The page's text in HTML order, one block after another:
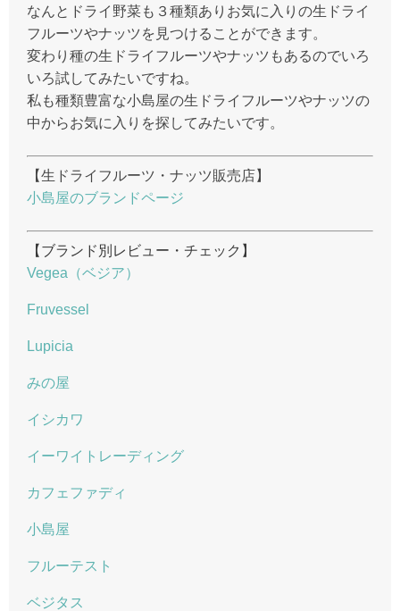
なんとドライ野菜も３種類ありお気に入りの生ドライ
フルーツやナッツを見つけることができます。
変わり種の生ドライフルーツやナッツもあるのでいろ
いろ試してみたいですね。
私も種類豊富な小島屋の生ドライフルーツやナッツの
中からお気に入りを探してみたいです。
【生ドライフルーツ・ナッツ販売店】
小島屋のブランドページ
【ブランド別レビュー・チェック】
Vegea（ベジア）
Fruvessel
Lupicia
みの屋
イシカワ
イーワイトレーディング
カフェファディ
小島屋
フルーテスト
ベジタス